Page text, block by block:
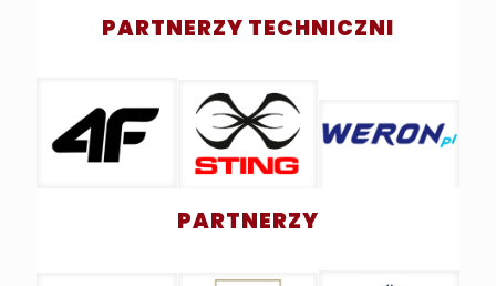
PARTNERZY TECHNICZNI
PARTNERZY